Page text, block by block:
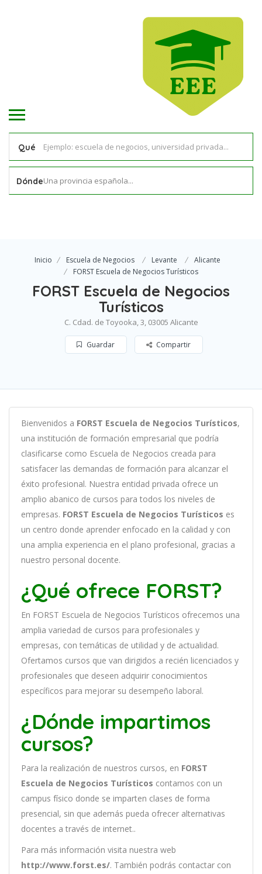
Qué
DóndeUna provincia española...
Inicio Escuela de Negocios Levante
Alicante
FORST Escuela de Negocios Turísticos
FORST Escuela de Negocios
Turísticos
C. Cdad. de Toyooka, 3, 03005 Alicante
Guardar Compartir
Bienvenidos a FORST Escuela de Negocios Turísticos,
una institución de formación empresarial que podría
clasificarse como Escuela de Negocios creada para
satisfacer las demandas de formación para alcanzar el
éxito profesional. Nuestra entidad privada ofrece un
amplio abanico de cursos para todos los niveles de
empresas. FORST Escuela de Negocios Turísticos es
un centro donde aprender enfocado en la calidad y con
una amplia experiencia en el plano profesional, gracias a
nuestro personal docente.
¿Qué ofrece FORST?
En FORST Escuela de Negocios Turísticos ofrecemos una
amplia variedad de cursos para profesionales y
empresas, con temáticas de utilidad y de actualidad.
Ofertamos cursos que van dirigidos a recién licenciados y
profesionales que deseen adquirir conocimientos
específicos para mejorar su desempeño laboral.
¿Dónde impartimos
cursos?
Para la realización de nuestros cursos, en FORST
Escuela de Negocios Turísticos contamos con un
campus físico donde se imparten clases de forma
presencial, sin que además pueda ofrecer alternativas
docentes a través de internet..
Para más información visita nuestra web
http://www.forst.es/. También podrás contactar con